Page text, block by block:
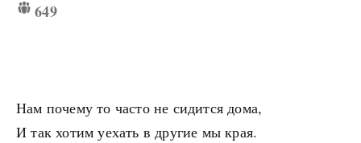
649
Нам почему то часто не сидится дома,
И так хотим уехать в другие мы края.